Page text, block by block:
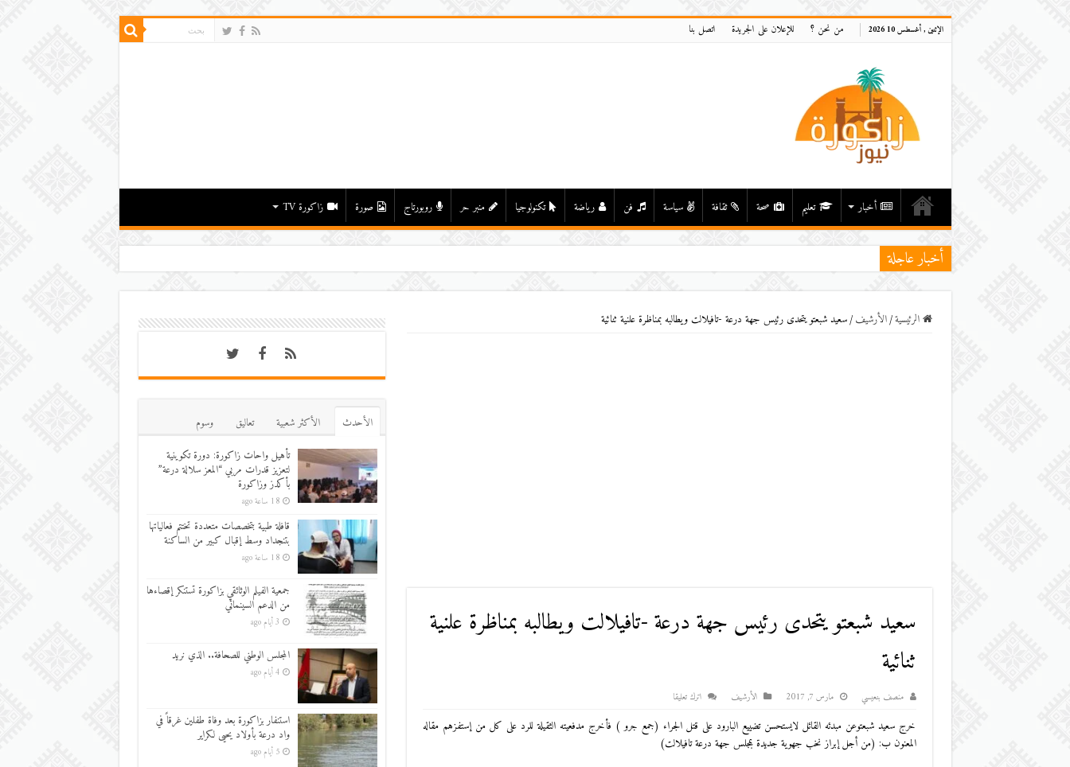
الإثنين , أغسطس 10 2026 من نحن ؟ للإعلان على الجريدة اتصل بنا
أخبار تعليم صحة ثقافة سياسة فن رياضة تكنولوجيا منبر حر روبورتاج صورة زاكورة TV
أخبار عاجلة
الرئيسية/اﻷرشيف/سعيد شبعتو يتحدى رئيس جهة درعة -تافيلالت ويطالبه بمناظرة علنية ثنائية
سعيد شبعتو يتحدى رئيس جهة درعة -تافيلالت ويطالبه بمناظرة علنية
ثنائية
منصف بنعيسي مارس 7, 2017 اﻷرشيف اترك تعليقا
خرج سعيد شبعتوعن مبدئه القائل لايستحسن تضييع البارود على قتل الجراء (جمع جرو ) فأخرج مدفعيته الثقيلة للرد على كل من إستفزهم مقاله
المعنون ب: (من أجل إبراز نخب جهوية جديدة بمجلس جهة درعة تافيلالت)
اﻷحدث اﻷكثر شعبية تعاليق
وسوم
تأهيل واحات زاكورة: دورة تكوينية
لتعزيز قدرات مربي “المعز سلالة درعة”
بأكدز وزاكورة
18 ساعة ago
قافلة طبية بتخصصات متعددة تختتم فعالياتها
بتنجداد وسط إقبال كبير من الساكنة
18 ساعة ago
جمعية الفيلم الوثائقي بزاكورة تستنكر إقصاءها
من الدعم السينمائي
3 أيام ago
المجلس الوطني للصحافة.. الذي نريد
4 أيام ago
استنفار بزاكورة بعد وفاة طفلين غرقاً في
واد درعة بأولاد يحيى لكراير
5 أيام ago